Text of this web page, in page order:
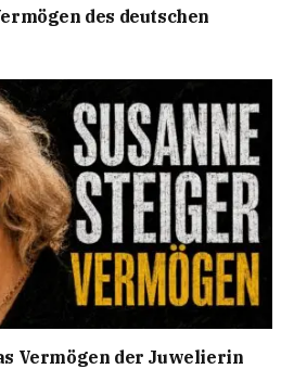
des deutschen
Vermögen der Juwelierin